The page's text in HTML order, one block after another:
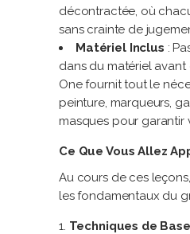
décontractée, où
sans crainte de
Matériel Inclus :
dans du matériel avant
One fournit tout le
peinture, marqueurs,
masques pour garantir
Ce Que Vous Allez
Au cours de ces
les fondamentaux du
Techniques de Base